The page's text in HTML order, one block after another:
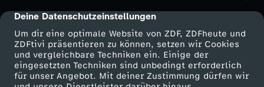
cmp-dialog-description
Deine Datenschutzeinstellungen
Um dir eine optimale Website von ZDF, ZDFheute und
ZDFtivi präsentieren zu können, setzen wir Cookies
und vergleichbare Techniken ein. Einige der
eingesetzten Techniken sind unbedingt erforderlich
für unser Angebot. Mit deiner Zustimmung dürfen wir
i
s
k
Mehr ZDF Service